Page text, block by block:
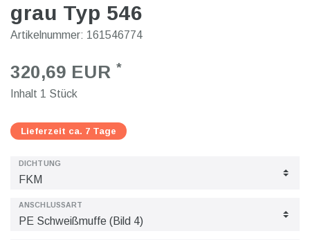
grau Typ 546
Artikelnummer: 161546774
320,69 EUR *
Inhalt 1 Stück
Lieferzeit ca. 7 Tage
DICHTUNG
ANSCHLUSSART